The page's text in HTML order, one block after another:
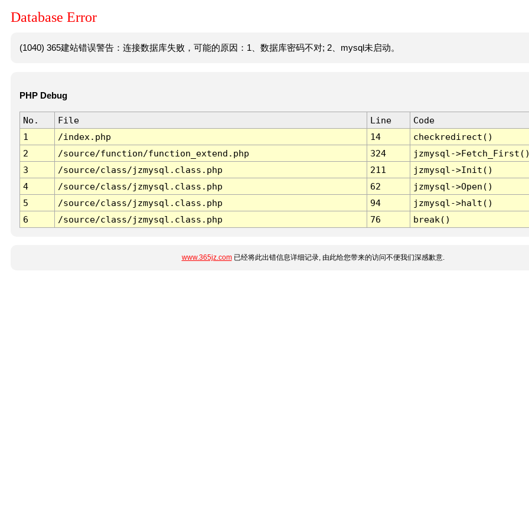
Database Error
(1040) 365建站错误警告：连接数据库失败，可能的原因：1、数据库密码不对; 2、mysql未启动。
PHP Debug
No. File Line
Code
1
/index.php 14
checkredirect()
2
/source/function/function_extend.php 324
jzmysql-
3
/source/class/jzmysql.class.php 211
jzmysql->Init()
4
/source/class/jzmysql.class.php 62
jzmysql->Open()
5
/source/class/jzmysql.class.php 94
jzmysql->halt()
6
/source/class/jzmysql.class.php 76 break()
www.365jz.com已经将此出错信息详细记录, 由此给您带来的访问不便我们深感歉意.